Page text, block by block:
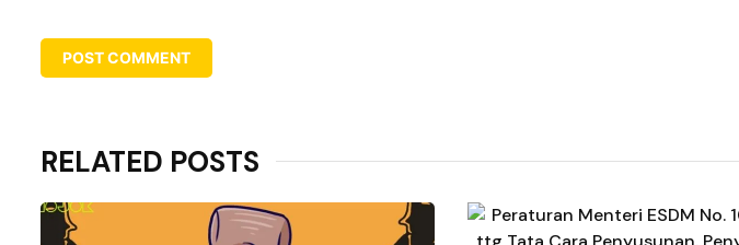
RELATED POSTS